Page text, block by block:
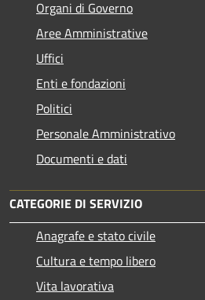
Organi di Governo
Aree Amministrative
Uffici
Enti e fondazioni
Politici
Personale Amministrativo
Documenti e dati
CATEGORIE DI SERVIZIO
Anagrafe e stato civile
Cultura e tempo libero
Vita lavorativa